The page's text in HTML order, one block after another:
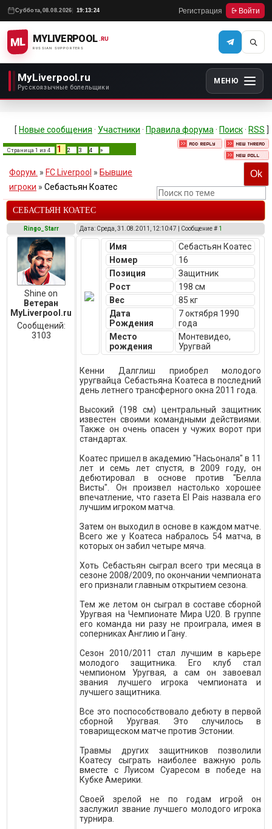
Суббота, 08.08.2026 19:13:24 Регистрация Войти
ML MYLIVERPOOL
RUSSIAN SUPPORTERS
.RU
MyLiverpool.ru
Русскоязычные болельщики
МЕНЮ
[ Новые сообщения · Участники · Правила форума · Поиск · RSS
Страница 1 из 4 1 2 3 4 »
Форум. » FC Liverpool » Бывшие
игроки » Себастьян Коатес
СЕБАСТЬЯН КОАТЕС
Ringo_Starr Дата: Среда, 31.08.2011, 12:10:47 | Сообщение # 1
Shine on
Ветеран
MyLiverpool.ru
Сообщений:
3103
Имя
Себастьян Коатес
Номер
16
Позиция
Защитник
Рост
198 см
Вес
85 кг
Дата
Рождения
7 октября 1990
года
Место
рождения
Монтевидео,
Уругвай
Кенни Далглиш приобрел молодого
уругвайца Себастьяна Коатеса в последний
день летнего трансферного окна 2011 года.
Высокий (198 см) центральный защитник
известен своими командными действиями.
Также он очень опасен у чужих ворот при
стандартах.
Коатес пришел в академию "Насьоналя" в 11
лет и семь лет спустя, в 2009 году, он
дебютировал в основе против "Белла
Висты". Он произвел настолько хорошее
впечатление, что газета El Pais назвала его
лучшим игроком матча.
Затем он выходил в основе в каждом матче.
Всего же у Коатеса набралось 54 матча, в
которых он забил четыре мяча.
Хоть Себастьян сыграл всего три месяца в
сезоне 2008/2009, по окончании чемпионата
его признали главным открытием сезона.
Тем же летом он сыграл в составе сборной
Уругвая на Чемпионате Мира U20. В группе
его команда ни разу не проиграла, имея в
соперниках Англию и Гану.
Сезон 2010/2011 стал лучшим в карьере
молодого защитника. Его клуб стал
чемпионом Уругвая, а сам он завоевал
звания лучшего игрока чемпионата и
лучшего защитника.
Все это поспособствовало дебюту в первой
сборной Уругвая. Это случилось в
товарищеском матче против Эстонии.
Травмы других защитников позволили
Коатесу сыграть наиболее важную роль
вместе с Луисом Суаресом в победе на
Кубке Америки.
Своей зрелой не по годам игрой он
заслужил звание лучшего молодого игрока
турнира.